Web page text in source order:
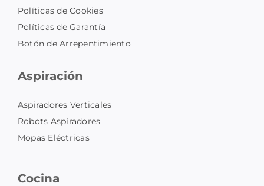
Políticas de Cookies
Políticas de Garantía
Botón de Arrepentimiento
Aspiración
Aspiradores Verticales
Robots Aspiradores
Mopas Eléctricas
Cocina